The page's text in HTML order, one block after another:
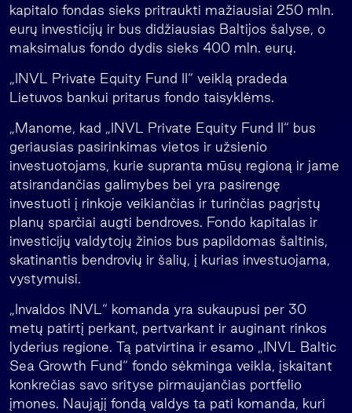
kapitalo fondas sieks pritraukti mažiausiai 250 mln.
eurų investicijų ir bus didžiausias Baltijos šalyse, o
maksimalus fondo dydis sieks 400 mln. eurų.
„INVL Private Equity Fund II“ veiklą pradeda
Lietuvos bankui pritarus fondo taisyklėms.
„Manome, kad „INVL Private Equity Fund II“ bus
geriausias pasirinkimas vietos ir užsienio
investuotojams, kurie supranta mūsų regioną ir jame
atsirandančias galimybes bei yra pasirengę
investuoti į rinkoje veikiančias ir turinčias pagrįstų
planų sparčiai augti bendroves. Fondo kapitalas ir
investicijų valdytojų žinios bus papildomas šaltinis,
skatinantis bendrovių ir šalių, į kurias investuojama,
vystymuisi.
„Invaldos INVL“ komanda yra sukaupusi per 30
metų patirtį perkant, pertvarkant ir auginant rinkos
lyderius regione. Tą patvirtina ir esamo „INVL Baltic
Sea Growth Fund“ fondo sėkminga veikla, įskaitant
konkrečias savo srityse pirmaujančias portfelio
įmones. Naująjį fondą valdys ta pati komanda, kuri